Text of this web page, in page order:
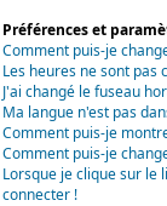
Préférences et
Comment puis-je
Les heures ne sont pas
J'ai changé le fuseau
Ma langue n'est pas
Comment puis-je
Comment puis-je
Lorsque je clique sur le
connecter !